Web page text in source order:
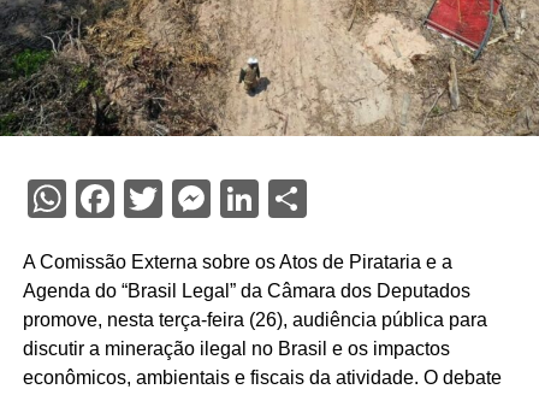
WhatsApp
Facebook
TwitterMessenger
LinkedIn
A Comissão Externa sobre os Atos de Pirataria e a
Agenda do “Brasil Legal” da Câmara dos Deputados
promove, nesta terça-feira (26), audiência pública para
discutir a mineração ilegal no Brasil e os impactos
econômicos, ambientais e fiscais da atividade. O debate